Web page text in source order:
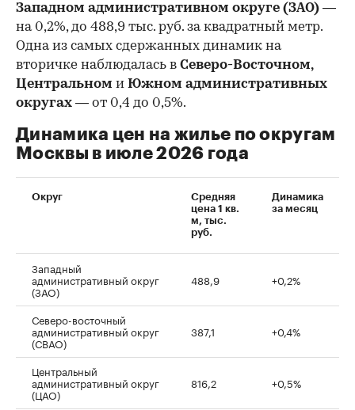
Западном административном округе (ЗАО) —
на 0,2%, до 488,9 тыс. руб. за квадратный метр.
Одна из самых сдержанных динамик на
вторичке наблюдалась в Северо-Восточном,
Центральном и Южном административных
округах — от 0,4 до 0,5%.
Динамика цен на жилье по округам
Москвы в июле 2026 года
Округ
Средняя
цена 1 кв.
м, тыс.
руб.
Динамика
за месяц
Западный
административный округ
(ЗАО)
488,9 +0,2%
Северо-восточный
административный округ
(СВАО)
387,1 +0,4%
Центральный
административный округ
(ЦАО)
816,2 +0,5%